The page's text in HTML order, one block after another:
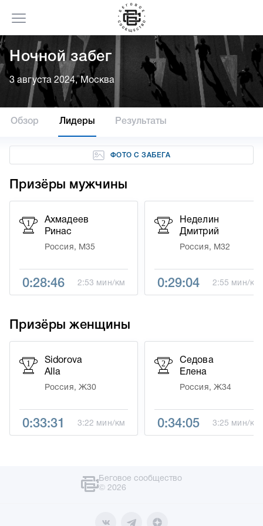
Ночной забег
3 августа 2024, Москва
Обзор Лидеры Результаты
ФОТО С ЗАБЕГА
Призёры мужчины
1
Ахмадеев
Ринас
Россия, М35
0:28:46 2:53 мин/км
2
Неделин
Дмитрий
Россия, М32
0:29:04 2:55 мин/км
Призёры женщины
1
Sidorova
Alla
Россия, Ж30
0:33:31 3:22 мин/км
2
Седова
Елена
Россия, Ж34
0:34:05 3:25 мин/км
Беговое сообщество
© 2026